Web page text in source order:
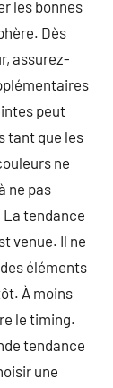
les bonnes
Dès
assurez-
peut
tant que les
ne
ne pas
tendance
venue. Il ne
éléments
À moins
le timing.
tendance
une